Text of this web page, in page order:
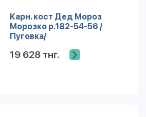
Карн. кост Дед Мороз
Морозко р.182-54-56 /
Пуговка/
19 628 тнг.